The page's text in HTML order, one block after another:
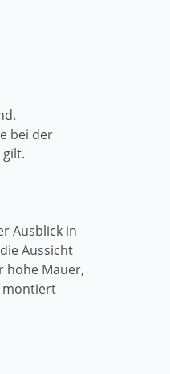
bei der
Ausblick in
Aussicht
hohe Mauer,
montiert